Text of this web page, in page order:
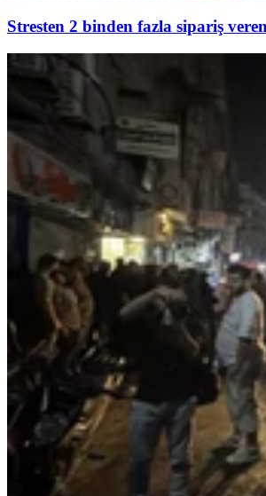
Stresten 2 binden fazla sipariş